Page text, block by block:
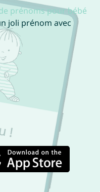
prénoms pour bébé
joli prénom avec